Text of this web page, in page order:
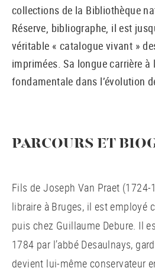
collections de la Bibliothèque
Réserve, bibliographe, il est
véritable « catalogue vivant »
imprimées. Sa longue carrière
fondamentale dans l’évolution
PARCOURS ET
Fils de Joseph Van Praet
libraire à Bruges, il est employé
puis chez Guillaume Debure. Il
1784 par l’abbé Desaulnays,
devient lui-même conservateur